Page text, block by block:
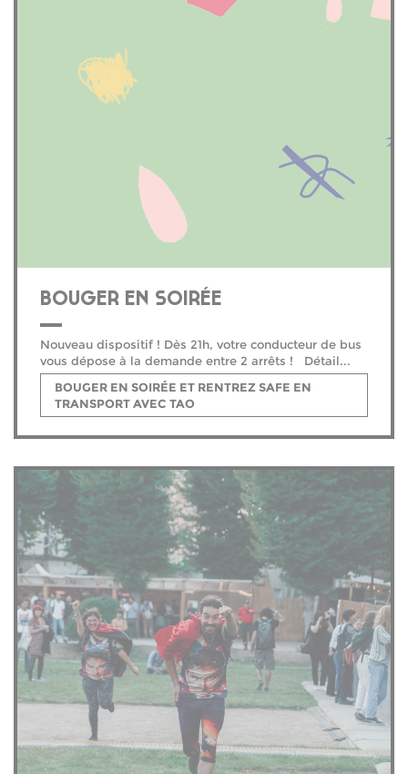
BOUGER EN SOIRÉE
Nouveau dispositif ! Dès 21h, votre conducteur de bus
vous dépose à la demande entre 2 arrêts ! Détail...
BOUGER EN SOIRÉE ET RENTREZ SAFE EN
TRANSPORT AVEC TAO